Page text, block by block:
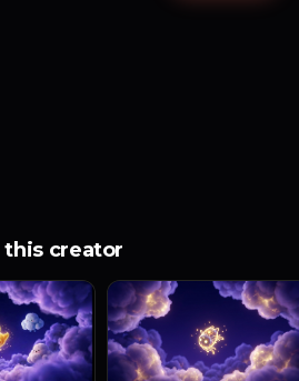
creator